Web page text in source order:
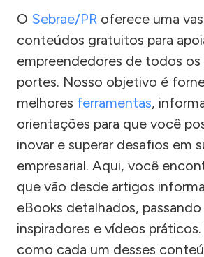
O Sebrae/PR oferece uma
conteúdos gratuitos para
empreendedores de todos os
portes. Nosso objetivo é
melhores ferramentas,
orientações para que você
inovar e superar desafios em
empresarial. Aqui, você
que vão desde artigos
eBooks detalhados,
inspiradores e vídeos
como cada um desses